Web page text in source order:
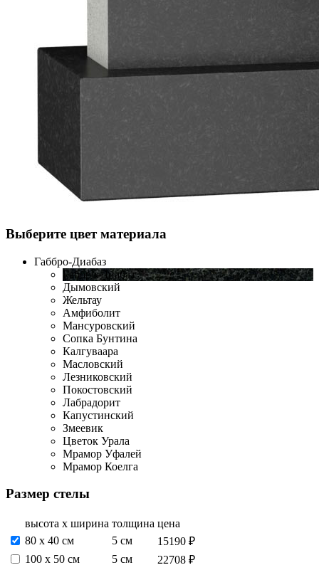
Выберите цвет материала
Габбро-Диабаз
Габбро-Диабаз
Дымовский
Жельтау
Амфиболит
Мансуровский
Сопка Бунтина
Калгуваара
Масловский
Лезниковский
Покостовский
Лабрадорит
Капустинский
Змеевик
Цветок Урала
Мрамор Уфалей
Мрамор Коелга
Размер стелы
высота х ширина толщина цена
80 х 40 см
5 см
15190 ₽
100 х 50 см
5 см
22708 ₽